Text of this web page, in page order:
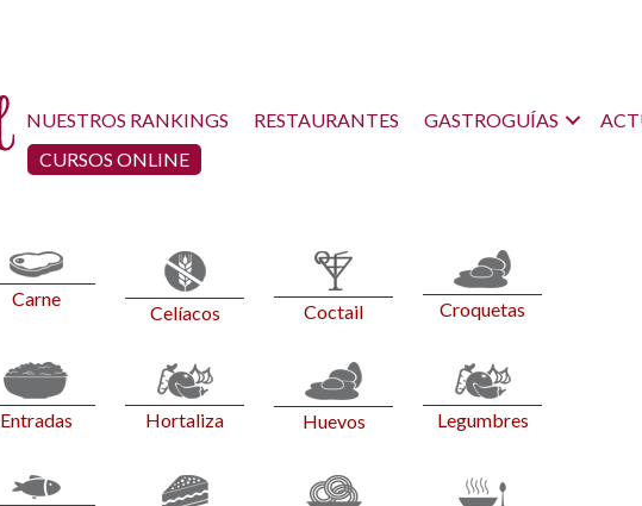
NUESTROS RANKINGS RESTAURANTES GASTROGUÍAS
CURSOS ONLINE
Carne
Celíacos Coctail Croquetas
Entradas
Hortaliza Huevos Legumbres